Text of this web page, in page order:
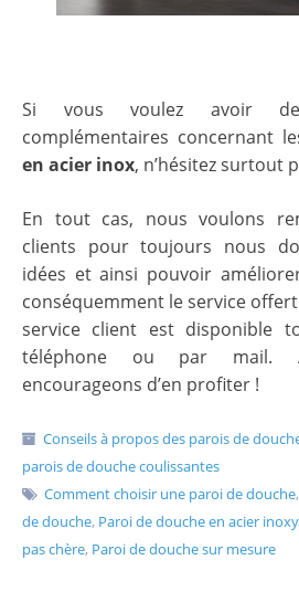
Si vous voulez avoir des
complémentaires concernant
en acier inox, n’hésitez surtout
En tout cas, nous voulons
clients pour toujours nous
idées et ainsi pouvoir
conséquemment le service
service client est disponible
téléphone ou par mail.
encourageons d’en profiter !
Conseils à propos des parois de
parois de douche coulissantes
Comment choisir une paroi de douche,
de douche, Paroi de douche en acier
pas chère, Paroi de douche sur mesure